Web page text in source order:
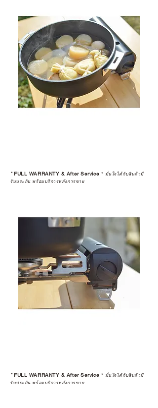
*FULL WARRANTY & After Service * มั่นใจได้กับสินค้ามี
รับประกัน พร้อมบริการหลังการขาย
*FULL WARRANTY & After Service * มั่นใจได้กับสินค้ามี
รับประกัน พร้อมบริการหลังการขาย